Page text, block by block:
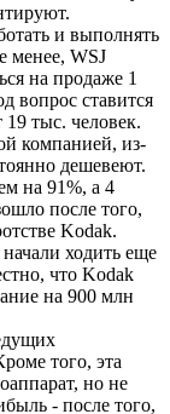
и выполнять
менее, WSJ
на продаже 1
вопрос ставится
19 тыс. человек.
компанией, из-
дешевеют.
на 91%, а 4
после того,
Kodak.
ходить еще
что Kodak
на 900 млн
того, эта
но не
- после того,